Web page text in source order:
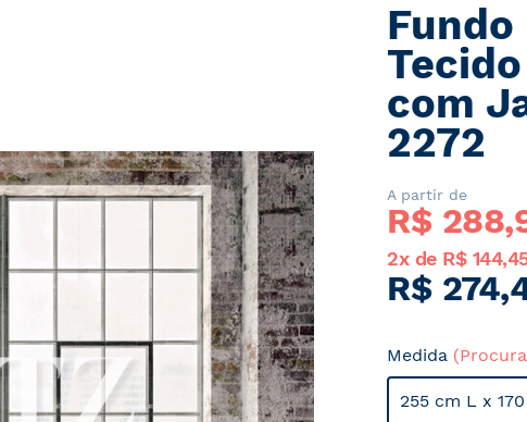
com
2272
A partir de
R$
2x de R$
R$
Medida
255 cm L x